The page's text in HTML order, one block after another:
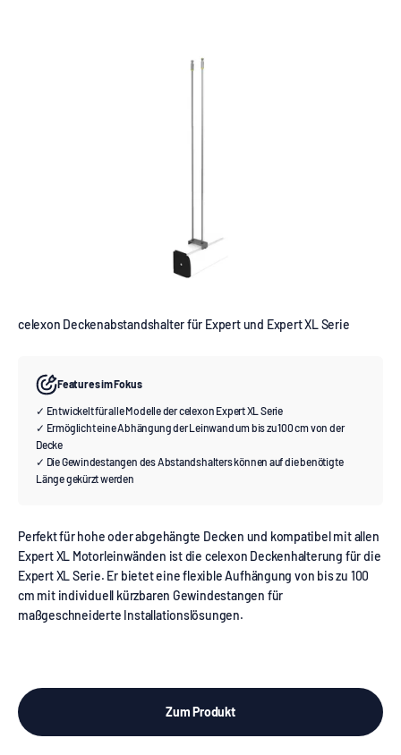
celexon Deckenabstandshalter für Expert und Expert XL Serie
Features im Fokus
✓ Entwickelt für alle Modelle der celexon Expert XL Serie
✓ Ermöglicht eine Abhängung der Leinwand um bis zu 100 cm von der
Decke
✓ Die Gewindestangen des Abstandshalters können auf die benötigte
Länge gekürzt werden
Perfekt für hohe oder abgehängte Decken und kompatibel mit allen
Expert XL Motorleinwänden ist die celexon Deckenhalterung für die
Expert XL Serie. Er bietet eine flexible Aufhängung von bis zu 100
cm mit individuell kürzbaren Gewindestangen für
maßgeschneiderte Installationslösungen.
Zum Produkt